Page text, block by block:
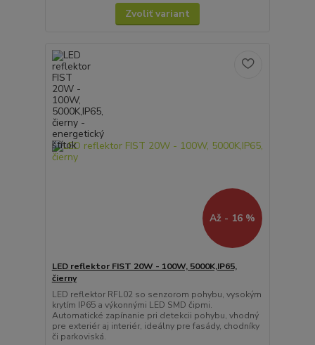
Zvoliť variant
Až - 16 %
LED reflektor FIST 20W - 100W, 5000K,IP65,
čierny
LED reflektor RFL02 so senzorom pohybu, vysokým
krytím IP65 a výkonnými LED SMD čipmi.
Automatické zapínanie pri detekcii pohybu, vhodný
pre exteriér aj interiér, ideálny pre fasády, chodníky
či parkoviská.